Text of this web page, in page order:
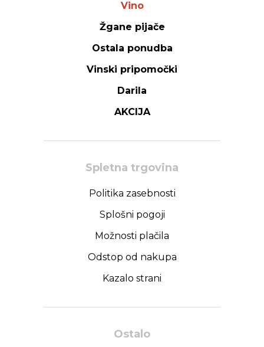
Vino
Žgane pijače
Ostala ponudba
Vinski pripomočki
Darila
AKCIJA
Spletna trgovina
Politika zasebnosti
Splošni pogoji
Možnosti plačila
Odstop od nakupa
Kazalo strani
Ostalo